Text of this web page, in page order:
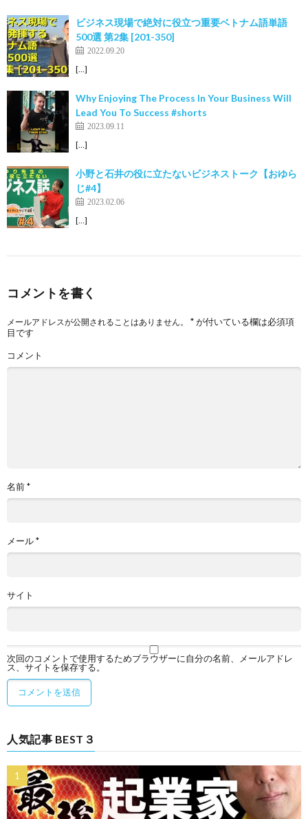
ビジネス現場で絶対に役立つ重要ベトナム語単語
500選 第2集 [201-350]
2022.09.20
[…]
Why Enjoying The Process In Your Business Will
Lead You To Success #shorts
2023.09.11
[…]
小野と石井の役に立たないビジネストーク【おゆら
じ#4】
2023.02.06
[…]
コメントを書く
メールアドレスが公開されることはありません。 *が付いている欄は必須項
目です
コメント
名前*
メール*
サイト
次回のコメントで使用するためブラウザーに自分の名前、メールアドレ
ス、サイトを保存する。
人気記事 BEST３